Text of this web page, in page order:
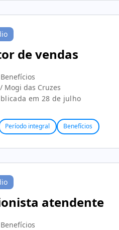
de vendas
Mogi das Cruzes
em 28 de julho
Período integral Benefícios
atendente